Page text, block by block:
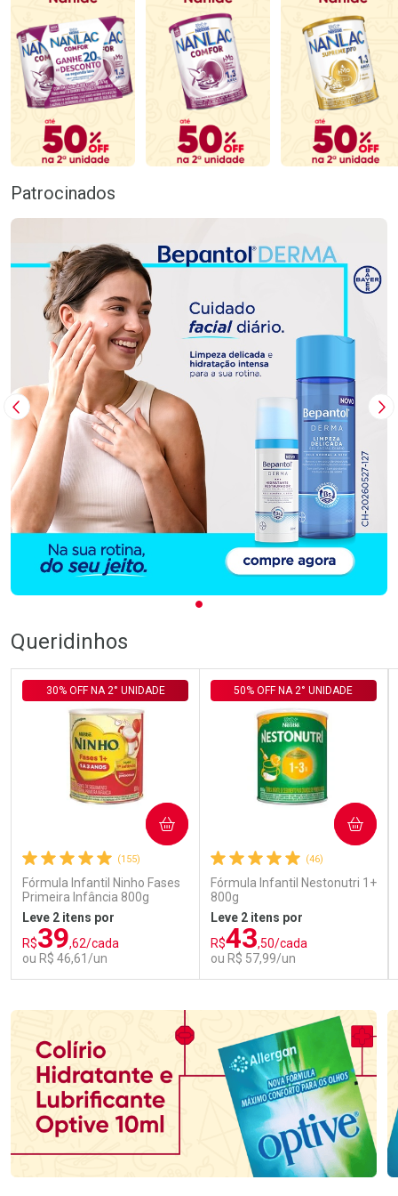
Patrocinados
Imagem Anterior
Queridinhos
(155)
Fórmula Infantil Ninho Fases
Primeira Infância 800g
30% OFF NA 2° UNIDADE
Leve 2 itens por
R$39,62/cada
ou R$ 46,61/un
COMPRAR
(46)
Fórmula Infantil Nestonutri 1+
800g
50% OFF NA 2° UNIDADE
Leve 2 itens por
R$43,50/cada
ou R$ 57,99/un
COMPRAR
Laboratório
Por Menos